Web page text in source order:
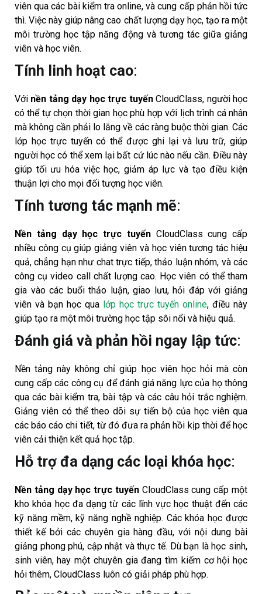
viên qua các bài kiểm tra online, và cung cấp phản hồi tức
thì. Việc này giúp nâng cao chất lượng dạy học, tạo ra một
môi trường học tập năng động và tương tác giữa giảng
viên và học viên.
Tính linh hoạt cao:
Với nền tảng dạy học trực tuyếnCloudClass, người học
có thể tự chọn thời gian học phù hợp với lịch trình cá nhân
mà không cần phải lo lắng về các ràng buộc thời gian. Các
lớp học trực tuyến có thể được ghi lại và lưu trữ, giúp
người học có thể xem lại bất cứ lúc nào nếu cần. Điều này
giúp tối ưu hóa việc học, giảm áp lực và tạo điều kiện
thuận lợi cho mọi đối tượng học viên.
Tính tương tác mạnh mẽ:
Nền tảng dạy học trực tuyếnCloudClass cung cấp
nhiều công cụ giúp giảng viên và học viên tương tác hiệu
quả, chẳng hạn như chat trực tiếp, thảo luận nhóm, và các
công cụ video call chất lượng cao. Học viên có thể tham
gia vào các buổi thảo luận, giao lưu, hỏi đáp với giảng
viên và bạn học qua lớp học trực tuyến online, điều này
giúp tạo ra một môi trường học tập sôi nổi và hiệu quả.
Đánh giá và phản hồi ngay lập tức:
Nền tảng này không chỉ giúp học viên học hỏi mà còn
cung cấp các công cụ để đánh giá năng lực của họ thông
qua các bài kiểm tra, bài tập và các câu hỏi trắc nghiệm.
Giảng viên có thể theo dõi sự tiến bộ của học viên qua
các báo cáo chi tiết, từ đó đưa ra phản hồi kịp thời để học
viên cải thiện kết quả học tập.
Hỗ trợ đa dạng các loại khóa học:
Nền tảng dạy học trực tuyếnCloudClass cung cấp một
kho khóa học đa dạng từ các lĩnh vực học thuật đến các
kỹ năng mềm, kỹ năng nghề nghiệp. Các khóa học được
thiết kế bởi các chuyên gia hàng đầu, với nội dung bài
giảng phong phú, cập nhật và thực tế. Dù bạn là học sinh,
sinh viên, hay một chuyên gia đang tìm kiếm cơ hội học
hỏi thêm, CloudClass luôn có giải pháp phù hợp.